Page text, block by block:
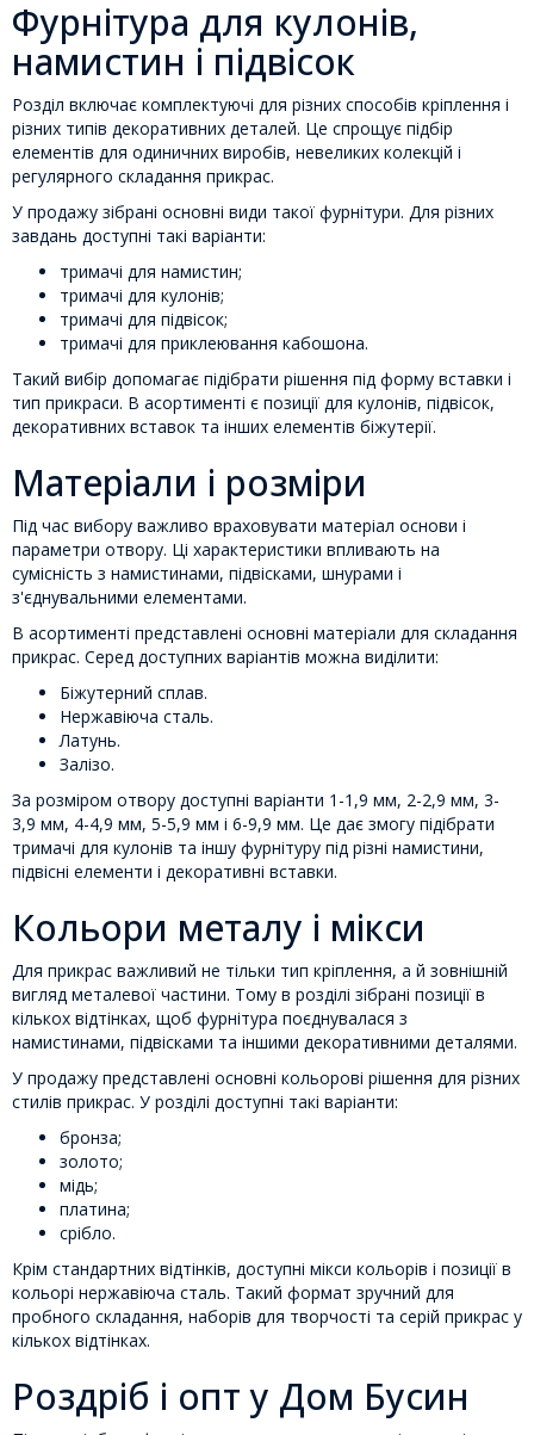
Фурнітура для кулонів,
намистин і підвісок
Розділ включає комплектуючі для різних способів кріплення і
різних типів декоративних деталей. Це спрощує підбір
елементів для одиничних виробів, невеликих колекцій і
регулярного складання прикрас.
У продажу зібрані основні види такої фурнітури. Для різних
завдань доступні такі варіанти:
тримачі для намистин;
тримачі для кулонів;
тримачі для підвісок;
тримачі для приклеювання кабошона.
Такий вибір допомагає підібрати рішення під форму вставки і
тип прикраси. В асортименті є позиції для кулонів, підвісок,
декоративних вставок та інших елементів біжутерії.
Матеріали і розміри
Під час вибору важливо враховувати матеріал основи і
параметри отвору. Ці характеристики впливають на
сумісність з намистинами, підвісками, шнурами і
з'єднувальними елементами.
В асортименті представлені основні матеріали для складання
прикрас. Серед доступних варіантів можна виділити:
Біжутерний сплав.
Нержавіюча сталь.
Латунь.
Залізо.
За розміром отвору доступні варіанти 1-1,9 мм, 2-2,9 мм, 3-
3,9 мм, 4-4,9 мм, 5-5,9 мм і 6-9,9 мм. Це дає змогу підібрати
тримачі для кулонів та іншу фурнітуру під різні намистини,
підвісні елементи і декоративні вставки.
Кольори металу і мікси
Для прикрас важливий не тільки тип кріплення, а й зовнішній
вигляд металевої частини. Тому в розділі зібрані позиції в
кількох відтінках, щоб фурнітура поєднувалася з
намистинами, підвісками та іншими декоративними деталями.
У продажу представлені основні кольорові рішення для різних
стилів прикрас. У розділі доступні такі варіанти:
бронза;
золото;
мідь;
платина;
срібло.
Крім стандартних відтінків, доступні мікси кольорів і позиції в
кольорі нержавіюча сталь. Такий формат зручний для
пробного складання, наборів для творчості та серій прикрас у
кількох відтінках.
Роздріб і опт у Дом Бусин